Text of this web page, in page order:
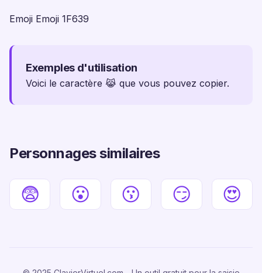
Emoji Emoji 1F639
Exemples d'utilisation
Voici le caractère 😹 que vous pouvez copier.
Personnages similaires
😨 😮 😗 😏 😍